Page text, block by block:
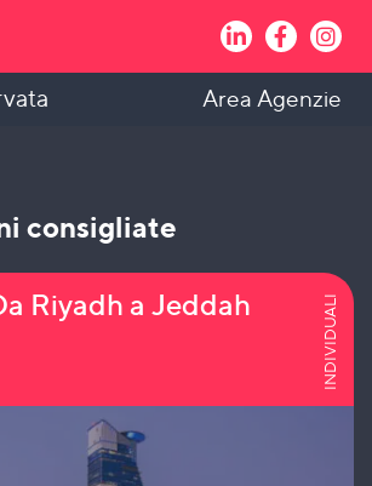
Area Agenzie
consigliate
Riyadh a Jeddah INDIVIDUALI